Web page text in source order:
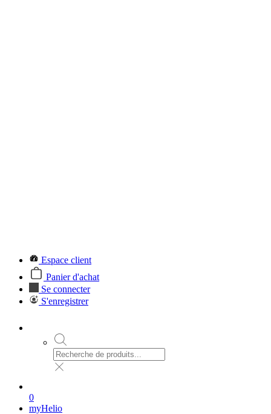
Espace client
Panier d'achat
Se connecter
S'enregistrer
0
myHelio